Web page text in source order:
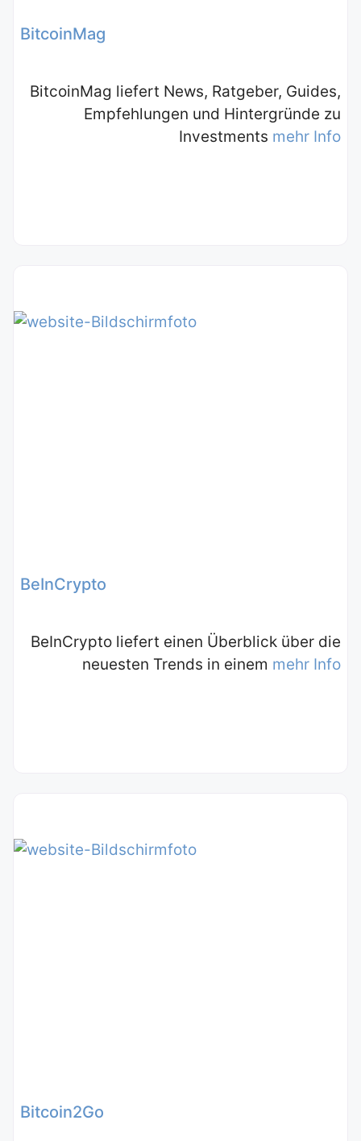
BitcoinMag
BitcoinMag liefert News, Ratgeber, Guides,
Empfehlungen und Hintergründe zu
Investments mehr Info
BeInCrypto
BeInCrypto liefert einen Überblick über die
neuesten Trends in einem mehr Info
Bitcoin2Go